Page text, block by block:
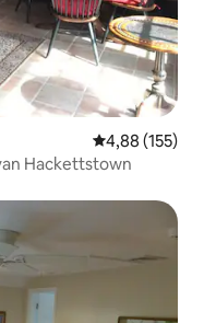
Gemiddelde
4,88 (155)
Hackettstown